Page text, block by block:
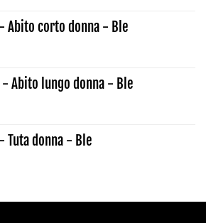
Abito corto donna - Ble
Abito lungo donna - Ble
Tuta donna - Ble